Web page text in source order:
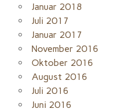
Januar 2018
Juli 2017
Januar 2017
November 2016
Oktober 2016
August 2016
Juli 2016
Juni 2016